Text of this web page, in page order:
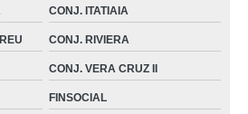
Anápolis
BELA VISTA
CONJ. ITATIAIA
CONJ. RIVIERA
CONJ. VERA CRUZ II
FINSOCIAL